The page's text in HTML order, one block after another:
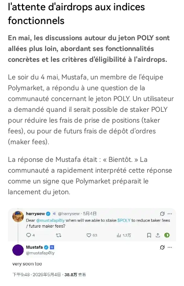
l'attente d'airdrops aux indices
fonctionnels
En mai, les discussions autour du jeton POLY sont
allées plus loin, abordant ses fonctionnalités
concrètes et les critères d'éligibilité à l'airdrops.
Le soir du 4 mai, Mustafa, un membre de l'équipe
Polymarket, a répondu à une question de la
communauté concernant le jeton POLY. Un utilisateur
a demandé quand il serait possible de staker POLY
pour réduire les frais de prise de positions (taker
fees), ou pour de futurs frais de dépôt d'ordres
(maker fees).
La réponse de Mustafa était : « Bientôt. » La
communauté a rapidement interprété cette réponse
comme un signe que Polymarket préparait le
lancement du jeton.